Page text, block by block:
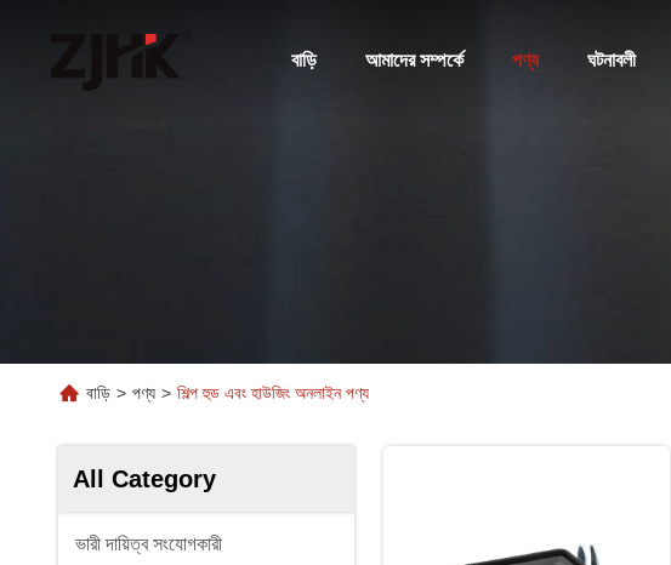
বাড়ি আমাদের সম্পর্কে পণ্য ঘটনাবলী
বাড়ি > পণ্য > শিল্প হুড এবং হাউজিং অনলাইন পণ্য
All Category
ভারী দায়িত্ব সংযোগকারী